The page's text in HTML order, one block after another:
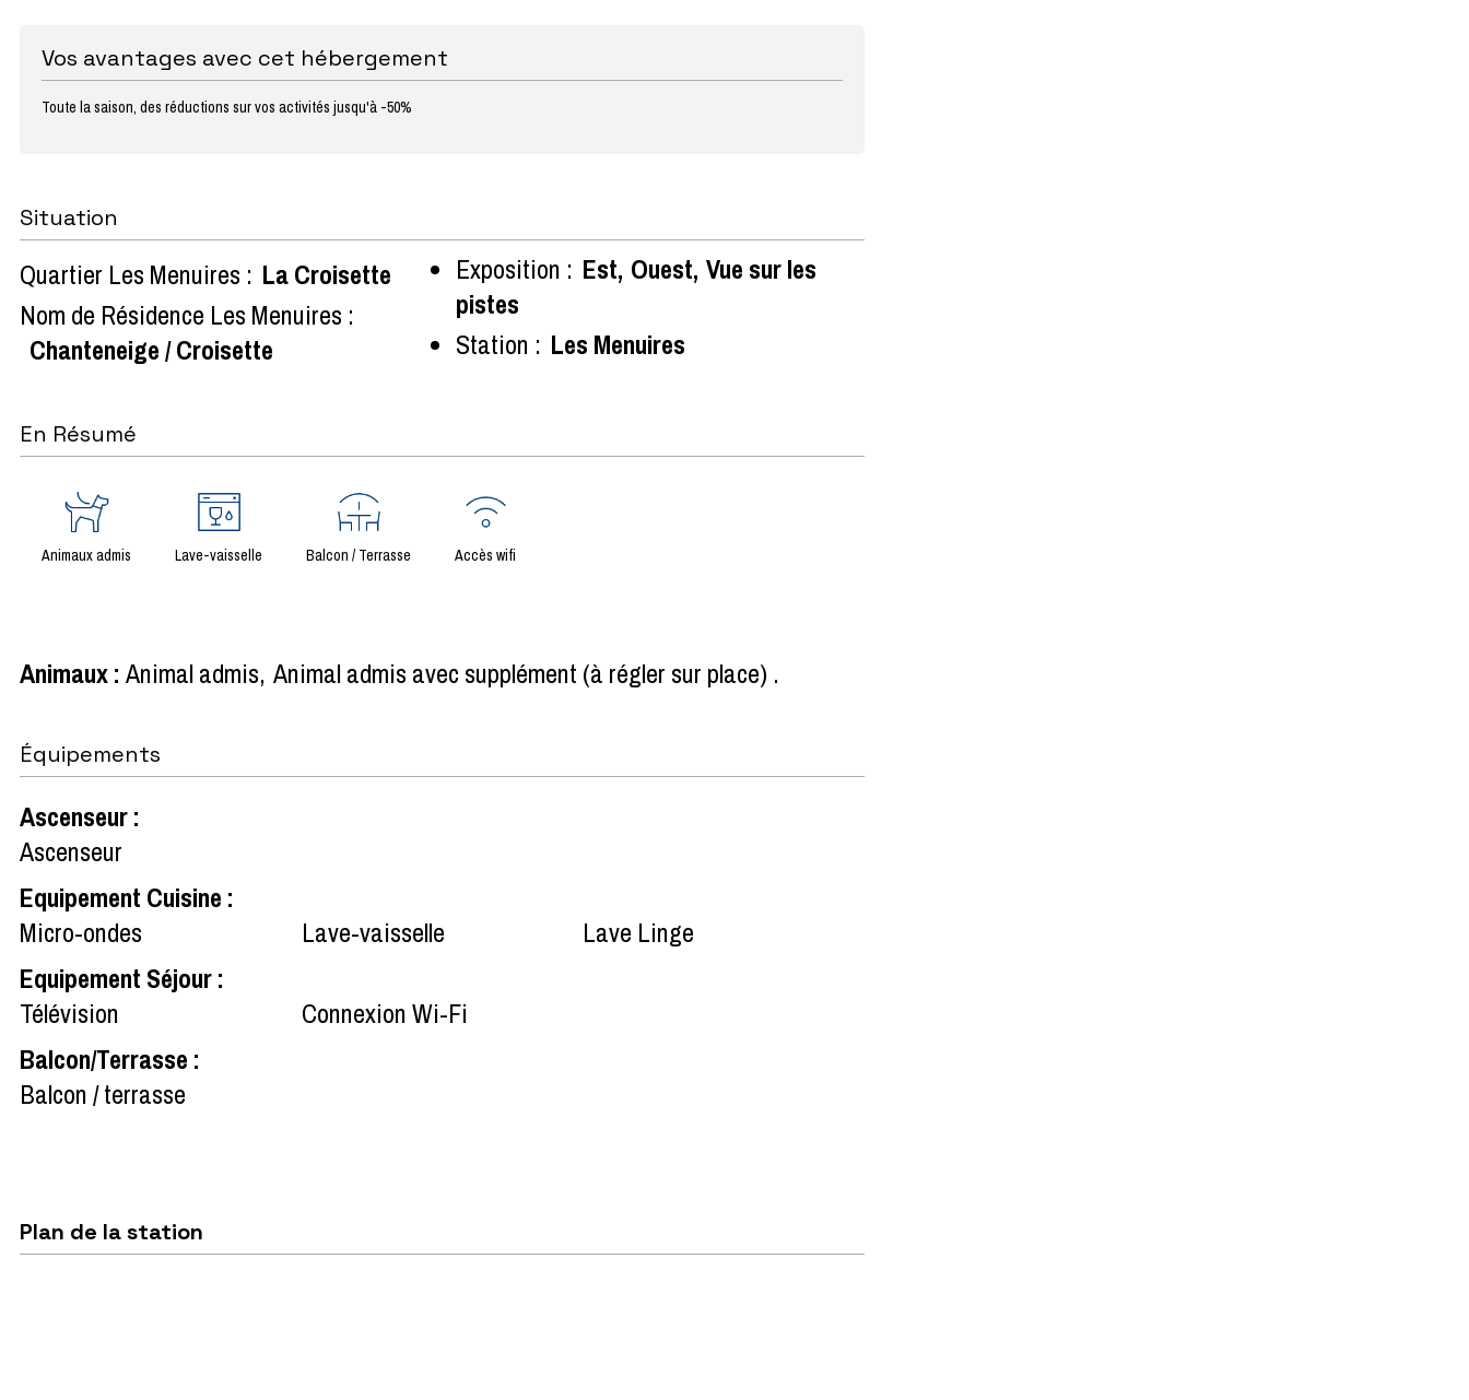
Vos avantages avec cet hébergement
Toute la saison, des réductions sur vos activités jusqu'à -50%
Situation
Quartier Les Menuires : La Croisette
Nom de Résidence Les Menuires :
Chanteneige / Croisette
Exposition : Est Ouest Vue sur les
pistes
Station : Les Menuires
En Résumé
Animaux admis Lave-vaisselle Balcon / Terrasse Accès wifi
Animaux: Animal admis Animal admis avec supplément (à régler sur place)
Équipements
Ascenseur:
Ascenseur
Equipement Cuisine :
Micro-ondes
Lave-vaisselle
Lave Linge
Equipement Séjour:
Télévision
Connexion Wi-Fi
Balcon/Terrasse :
Balcon / terrasse
Plan de la station